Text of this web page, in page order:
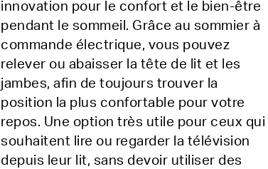
innovation pour le confort et le bien-être
pendant le sommeil. Grâce au sommier à
commande électrique, vous pouvez
relever ou abaisser la tête de lit et les
jambes, afin de toujours trouver la
position la plus confortable pour votre
repos. Une option très utile pour ceux qui
souhaitent lire ou regarder la télévision
depuis leur lit, sans devoir utiliser des